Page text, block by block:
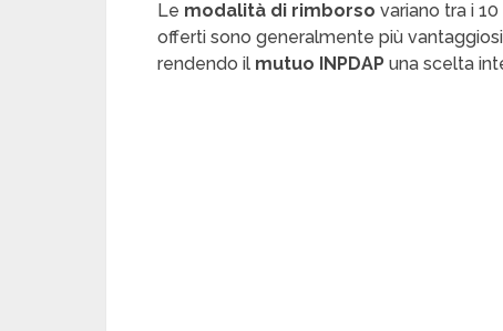
Le modalità di rimborso variano tra i
offerti sono generalmente più
rendendo il mutuo INPDAP una scelta